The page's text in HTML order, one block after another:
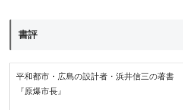
書評
平和都市・広島の設計者・浜井信三の著書
『原爆市長』